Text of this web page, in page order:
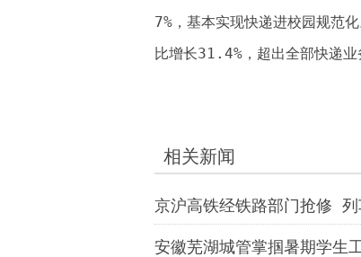
7%，基本实现快递进校园规范
比增长31.4%，超出全部快递
相关新闻
京沪高铁经铁路部门抢修
安徽芜湖城管掌掴暑期学生